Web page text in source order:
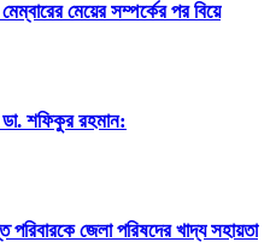
মেয়ের সম্পর্কের পর বিয়ে
ডা. শফিকুর রহমান:
পরিবারকে জেলা পরিষদের খাদ্য সহায়তা